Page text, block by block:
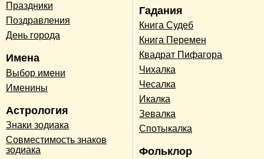
Праздники
Поздравления
День города
Имена
Выбор имени
Именины
Астрология
Знаки зодиака
Совместимость знаков
зодиака
Гадания
Книга Судеб
Книга Перемен
Квадрат Пифагора
Чихалка
Чесалка
Икалка
Зевалка
Спотыкалка
Фольклор